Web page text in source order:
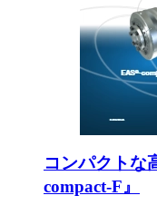
コンパクトな
compact-F』